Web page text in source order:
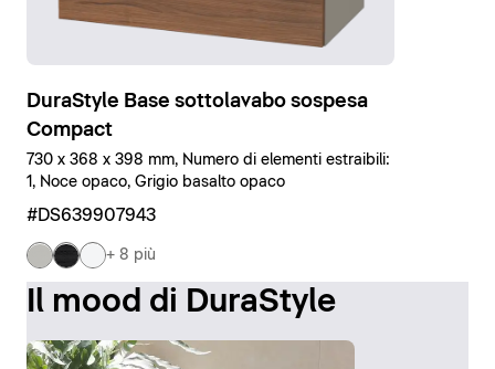
DuraStyle Base sottolavabo sospesa
Compact
730 x 368 x 398 mm, Numero di elementi estraibili:
1, Noce opaco, Grigio basalto opaco
#DS639907943
+ 8 più
Il mood di DuraStyle